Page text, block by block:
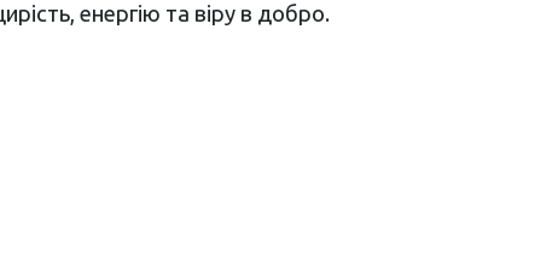
енергію та віру в добро.